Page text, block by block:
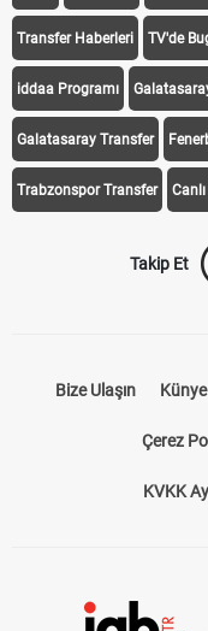
Transfer Haberleri TV'de
iddaa Programı
Galatasaray Transfer
Trabzonspor Transfer
Takip Et
Bize Ulaşın Künye
Çerez
KVKK